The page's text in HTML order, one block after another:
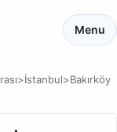
Menu
>İstanbul>Bakırköy